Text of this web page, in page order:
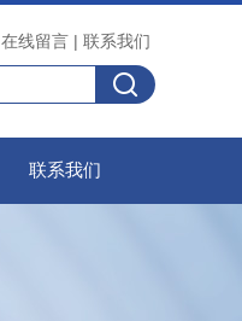
在线留言 | 联系我们
联系我们